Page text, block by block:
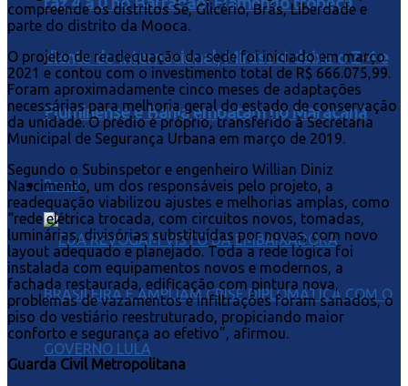
diante do Internacional, Mirassol deixa o Z-4 e
Fluminense e Bahia empatam no Maracanã
Brasil
compreende os distritos Sé, Glicério, Brás, Liberdade e
parte do distrito da Mooca.
O projeto de readequação da sede foi iniciado em março
2021 e contou com o investimento total de R$ 666.075,99.
Foram aproximadamente cinco meses de adaptações
necessárias para melhoria geral do estado de conservação
da unidade. O prédio é próprio, transferido à Secretaria
Municipal de Segurança Urbana em março de 2019.
Segundo o Subinspetor e engenheiro Willian Diniz
Nascimento, um dos responsáveis pelo projeto, a
readequação viabilizou ajustes e melhorias amplas, como
“rede elétrica trocada, com circuitos novos, tomadas,
luminárias, divisórias substituídas por novas, com novo
layout adequado e planejado. Toda a rede lógica foi
instalada com equipamentos novos e modernos, a
fachada restaurada, edificação com pintura nova,
problemas de vazamentos e infiltrações foram sanados, o
piso do vestiário reestruturado, propiciando maior
conforto e segurança ao efetivo”, afirmou.
Guarda Civil Metropolitana